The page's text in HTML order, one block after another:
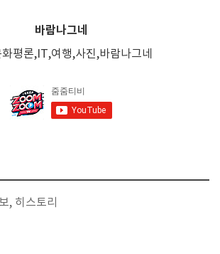
바람나그네
평론,IT,여행,사진,바람나그네
, 히스토리